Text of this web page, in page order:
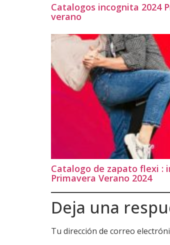
Catalogos incognita 2024
verano
Catalogo de zapato flexi :
Primavera Verano 2024
Deja una
Tu dirección de correo